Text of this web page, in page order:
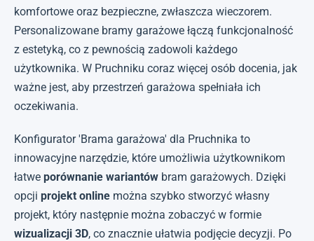
komfortowe oraz bezpieczne, zwłaszcza wieczorem.
Personalizowane bramy garażowe łączą funkcjonalność
z estetyką, co z pewnością zadowoli każdego
użytkownika. W Pruchniku coraz więcej osób docenia, jak
ważne jest, aby przestrzeń garażowa spełniała ich
oczekiwania.
Konfigurator 'Brama garażowa' dla Pruchnika to
innowacyjne narzędzie, które umożliwia użytkownikom
łatwe porównanie wariantów bram garażowych. Dzięki
opcji projekt online można szybko stworzyć własny
projekt, który następnie można zobaczyć w formie
wizualizacji 3D, co znacznie ułatwia podjęcie decyzji. Po